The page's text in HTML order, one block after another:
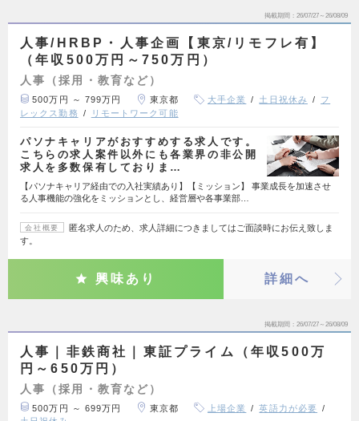
掲載期間 26/07/27～26/08/09
人事/HRBP・人事企画【東京/リモフレ有】
（年収500万円～750万円）
人事（採用・教育など）
500万円 ～ 799万円 東京都 大手企業 土日祝休み
フ
レックス勤務
リモートワーク可能
パソナキャリアがおすすめする求人です。
こちらの求人案件以外にも各業界の非公開
求人を多数保有しておりま…
【パソナキャリア経由での入社実績あり】【ミッション】 事業成長を加速させ
る人事機能の強化をミッションとし、経営層や各事業部…
会社概要
匿名求人のため、求人詳細につきましてはご面談時にお伝え致しま
す。
興味あり 詳細へ
掲載期間 26/07/27～26/08/09
人事｜非鉄商社｜東証プライム（年収500万
円～650万円）
人事（採用・教育など）
500万円 ～ 699万円 東京都 上場企業
英語力が必要